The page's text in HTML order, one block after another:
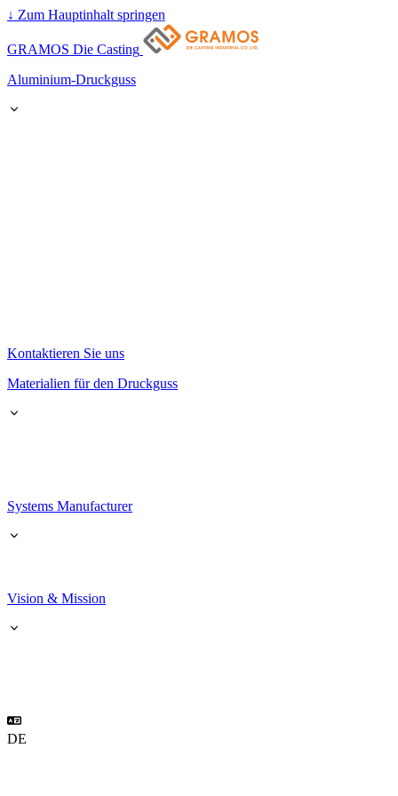
↓ Zum Hauptinhalt springen
GRAMOS Die Casting
Aluminium-Druckguss
Kontaktieren Sie uns
Materialien für den Druckguss
Systems Manufacturer
Vision & Mission
DE